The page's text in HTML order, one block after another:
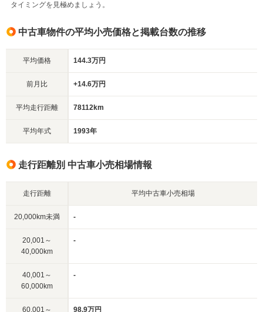
タイミングを見極めましょう。
中古車物件の平均小売価格と掲載台数の推移
平均価格 144.3万円
前月比 +14.6万円
平均走行距離 78112km
平均年式 1993年
走行距離別 中古車小売相場情報
走行距離 平均中古車小売相場
20,000km未満 -
20,001～
40,000km
-
40,001～
60,000km
-
60,001～
98.9万円